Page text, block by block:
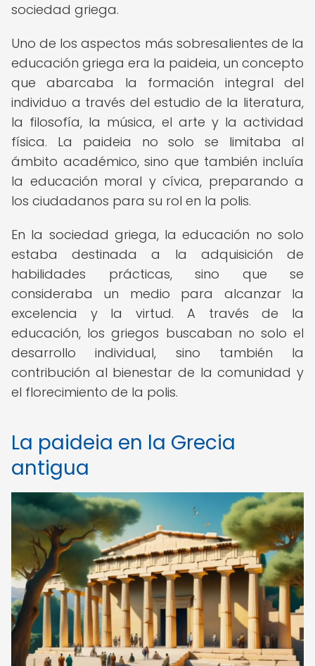
sociedad griega.
Uno de los aspectos más sobresalientes de la
educación griega era la paideia, un concepto
que abarcaba la formación integral del
individuo a través del estudio de la literatura,
la filosofía, la música, el arte y la actividad
física. La paideia no solo se limitaba al
ámbito académico, sino que también incluía
la educación moral y cívica, preparando a
los ciudadanos para su rol en la polis.
En la sociedad griega, la educación no solo
estaba destinada a la adquisición de
habilidades prácticas, sino que se
consideraba un medio para alcanzar la
excelencia y la virtud. A través de la
educación, los griegos buscaban no solo el
desarrollo individual, sino también la
contribución al bienestar de la comunidad y
el florecimiento de la polis.
La paideia en la Grecia
antigua